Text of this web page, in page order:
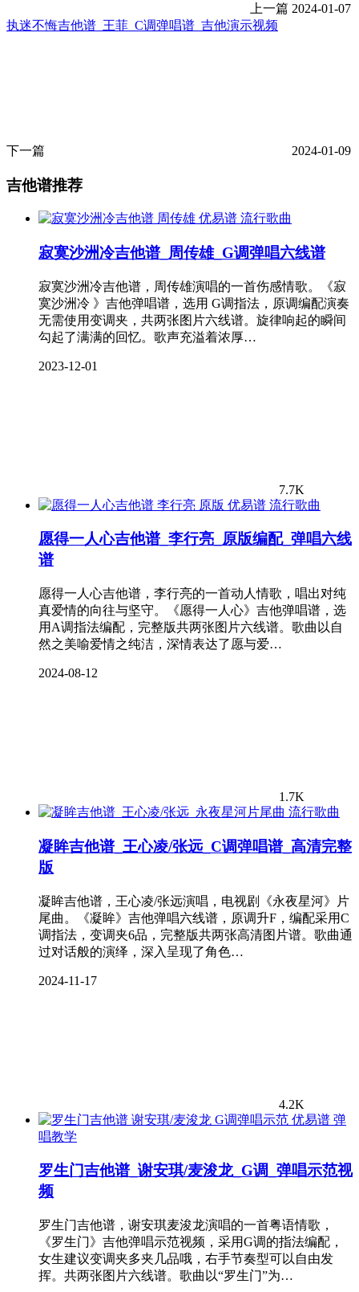
上一篇 2024-01-07
执迷不悔吉他谱_王菲_C调弹唱谱_吉他演示视频
下一篇 2024-01-09
吉他谱推荐
流行歌曲
寂寞沙洲冷吉他谱_周传雄_G调弹唱六线谱
寂寞沙洲冷吉他谱，周传雄演唱的一首伤感情歌。《寂
寞沙洲冷 》吉他弹唱谱，选用 G调指法，原调编配演奏
无需使用变调夹，共两张图片六线谱。旋律响起的瞬间
勾起了满满的回忆。歌声充溢着浓厚…
2023-12-01
7.7K
流行歌曲
愿得一人心吉他谱_李行亮_原版编配_弹唱六线
谱
愿得一人心吉他谱，李行亮的一首动人情歌，唱出对纯
真爱情的向往与坚守。《愿得一人心》吉他弹唱谱，选
用A调指法编配，完整版共两张图片六线谱。歌曲以自
然之美喻爱情之纯洁，深情表达了愿与爱…
2024-08-12
1.7K
流行歌曲
凝眸吉他谱_王心凌/张远_C调弹唱谱_高清完整
版
凝眸吉他谱，王心凌/张远演唱，电视剧《永夜星河》片
尾曲。《凝眸》吉他弹唱六线谱，原调升F，编配采用C
调指法，变调夹6品，完整版共两张高清图片谱。歌曲通
过对话般的演绎，深入呈现了角色…
2024-11-17
4.2K
弹
唱教学
罗生门吉他谱_谢安琪/麦浚龙_G调_弹唱示范视
频
罗生门吉他谱，谢安琪麦浚龙演唱的一首粤语情歌，
《罗生门》吉他弹唱示范视频，采用G调的指法编配，
女生建议变调夹多夹几品哦，右手节奏型可以自由发
挥。共两张图片六线谱。歌曲以“罗生门”为…